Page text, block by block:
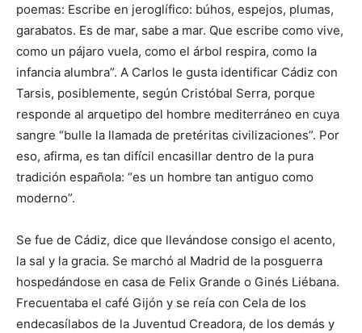
poemas: Escribe en jeroglífico: búhos, espejos, plumas,
garabatos. Es de mar, sabe a mar. Que escribe como vive,
como un pájaro vuela, como el árbol respira, como la
infancia alumbra”. A Carlos le gusta identificar Cádiz con
Tarsis, posiblemente, según Cristóbal Serra, porque
responde al arquetipo del hombre mediterráneo en cuya
sangre “bulle la llamada de pretéritas civilizaciones”. Por
eso, afirma, es tan difícil encasillar dentro de la pura
tradición española: “es un hombre tan antiguo como
moderno”.
Se fue de Cádiz, dice que llevándose consigo el acento,
la sal y la gracia. Se marchó al Madrid de la posguerra
hospedándose en casa de Felix Grande o Ginés Liébana.
Frecuentaba el café Gijón y se reía con Cela de los
endecasílabos de la Juventud Creadora, de los demás y